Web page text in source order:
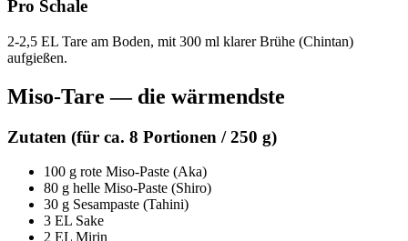
Pro Schale
2-2,5 EL Tare am Boden, mit 300 ml klarer Brühe (Chintan)
aufgießen.
Miso-Tare — die wärmendste
Zutaten (für ca. 8 Portionen / 250 g)
100 g rote Miso-Paste (Aka)
80 g helle Miso-Paste (Shiro)
30 g Sesampaste (Tahini)
3 EL Sake
2 EL Mirin